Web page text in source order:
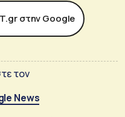
στην Google
τον
News